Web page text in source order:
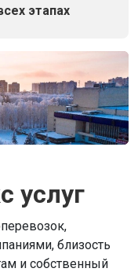
этапах
услуг
близость
и собственный